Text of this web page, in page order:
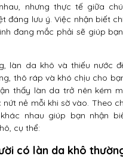
nhưng thực tế giữa
đáng lưu ý. Việc nhận biết
đang mắc phải sẽ giúp
làn da khô và thiếu nước
thô ráp và khó chịu cho
thấy làn da trở nên kém
nứt nẻ mỗi khi sờ vào. Theo
nhau giúp bạn nhận
cụ thể:
có làn da khô